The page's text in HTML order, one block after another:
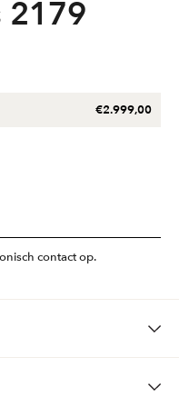
2179
€2.999,00
contact op.